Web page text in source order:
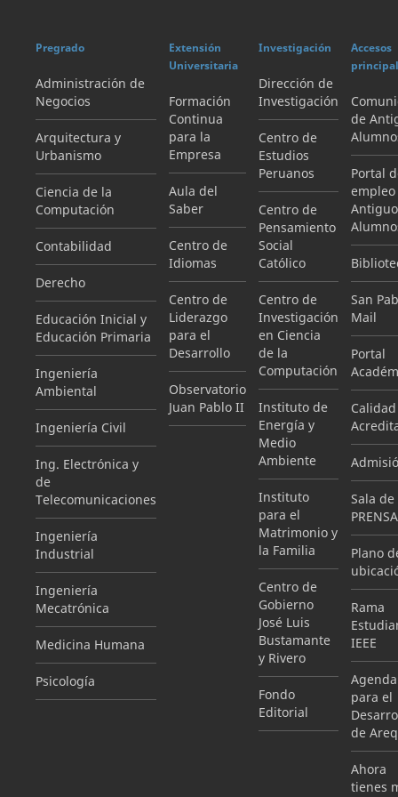
Pregrado
Administración de
Negocios
Arquitectura y
Urbanismo
Ciencia de la
Computación
Contabilidad
Derecho
Educación Inicial y
Educación Primaria
Ingeniería
Ambiental
Ingeniería Civil
Ing. Electrónica y
de
Telecomunicaciones
Ingeniería
Industrial
Ingeniería
Mecatrónica
Medicina Humana
Psicología
Extensión
Universitaria
Formación
Continua
para la
Empresa
Aula del
Saber
Centro de
Idiomas
Centro de
Liderazgo
para el
Desarrollo
Observatorio
Juan Pablo II
Investigación
Dirección de
Investigación
Centro de
Estudios
Peruanos
Centro de
Pensamiento
Social
Católico
Centro de
Investigación
en Ciencia
de la
Computación
Instituto de
Energía y
Medio
Ambiente
Instituto
para el
Matrimonio y
la Familia
Centro de
Gobierno
José Luis
Bustamante
y Rivero
Fondo
Editorial
Accesos
de
Portal
empleo
San
Mail
Portal
Sala de
PRENSA
Plano
Rama
IEEE
Agenda
para el
de
Ahora
tienes